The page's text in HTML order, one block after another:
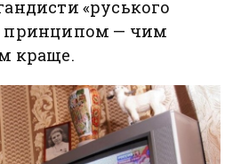
«руського
принципом — чим
краще.